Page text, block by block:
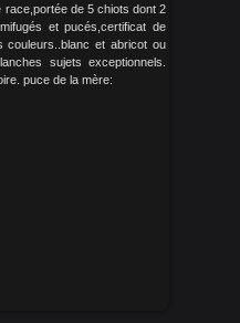
de 5 chiots dont 2
et pucés,certificat de
couleurs..blanc et abricot ou
sujets exceptionnels.
puce de la mère: